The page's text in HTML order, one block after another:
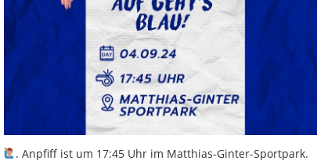
. Anpfiff ist um 17:45 Uhr im Matthias-Ginter-Sportpark.